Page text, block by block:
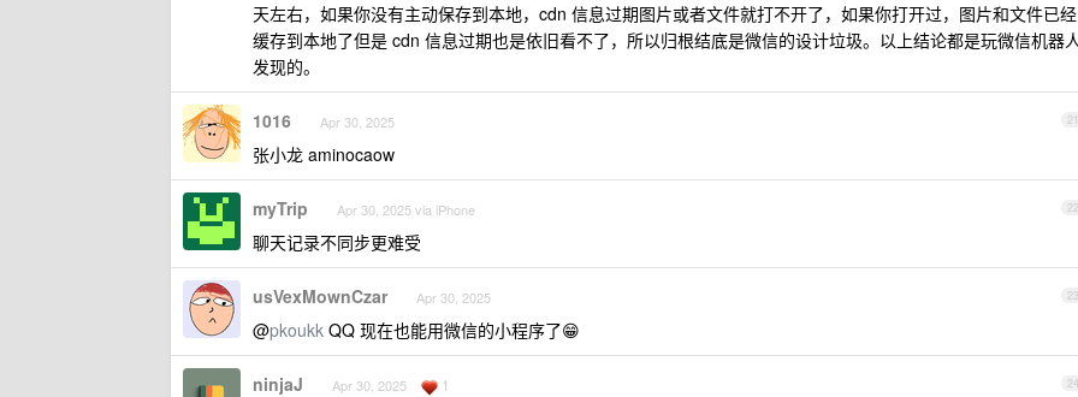
天左右，如果你没有主动保存到本地，cdn 信息过期图片或者文件就打不开了，如果你打开过，图片和文件已经
缓存到本地了但是 cdn 信息过期也是依旧看不了，所以归根结底是微信的设计垃圾。以上结论都是玩微信机器
发现的。
21
1016 Apr 30, 2025
张小龙 aminocaow
22
myTrip Apr 30, 2025 via iPhone
聊天记录不同步更难受
23
usVexMownCzar Apr 30, 2025
@pkoukk QQ 现在也能用微信的小程序了😁
24
ninjaJ Apr 30, 2025 1